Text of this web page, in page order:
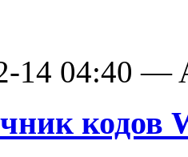
14 04:40 —
кодов